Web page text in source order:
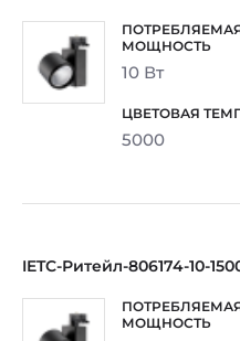
10 Вт
5000
IETC-Ритейл-806174-10-